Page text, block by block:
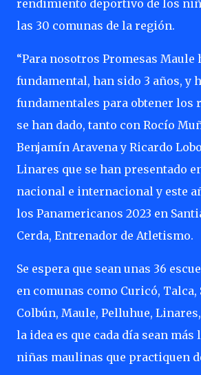
rendimiento deportivo de los
las 30 comunas de la región.
“Para nosotros Promesas Maule
fundamental, han sido 3 años, y
fundamentales para obtener los
se han dado, tanto con Rocío
Benjamín Aravena y Ricardo
Linares que se han presentado
nacional e internacional y este
los Panamericanos 2023 en
Cerda, Entrenador de Atletismo.
Se espera que sean unas 36
en comunas como Curicó, Talca,
Colbún, Maule, Pelluhue,
la idea es que cada día sean más
niñas maulinas que practiquen